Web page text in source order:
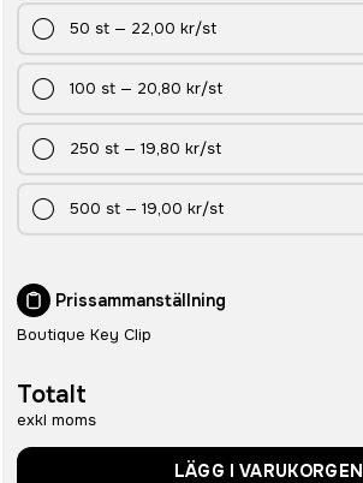
50 st — 22,00 kr/st
100 st — 20,80 kr/st
250 st — 19,80 kr/st
500 st — 19,00 kr/st
Prissammanställning
Boutique Key Clip
Totalt
exkl moms
LÄGG I VARUKORGEN